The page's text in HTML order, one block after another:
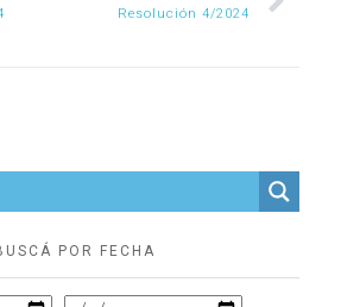
Resolución 4/2024
POR FECHA